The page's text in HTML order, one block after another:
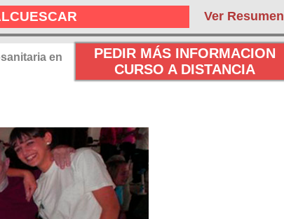
Ver Resumen
PEDIR MÁS INFORMACION
CURSO A DISTANCIA
en